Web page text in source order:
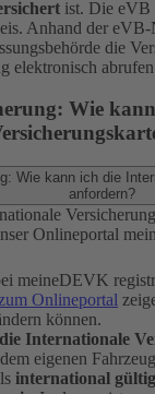
ist. Die eVB
Anhand der
die
elektronisch
Wie
Wie kann ich die
anfordern?
Onlineportal
meineDEVK
Onlineportal
können.
Internationale
eigenen
international